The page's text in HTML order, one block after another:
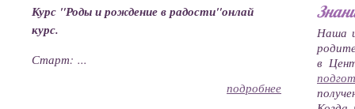
Курс "Роды и рождение в радости"онлай
курс.
Старт: ...
подробнее
Наша
в